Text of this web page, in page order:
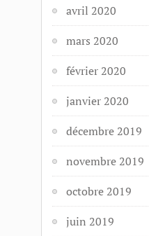
avril 2020
mars 2020
février 2020
janvier 2020
décembre 2019
novembre 2019
octobre 2019
juin 2019